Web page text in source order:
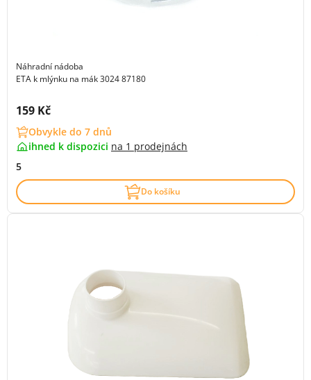
Náhradní nádoba
ETA k mlýnku na mák 3024 87180
Cena s DPH:
159 Kč
Obvykle do 7 dnů
ihned k dispozici na 1 prodejnách
5
Do košíku